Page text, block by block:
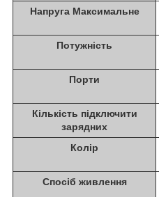
Напруга Максимальне
Потужність
Порти
Кількість підключити
зарядних
Колір
Спосіб живлення